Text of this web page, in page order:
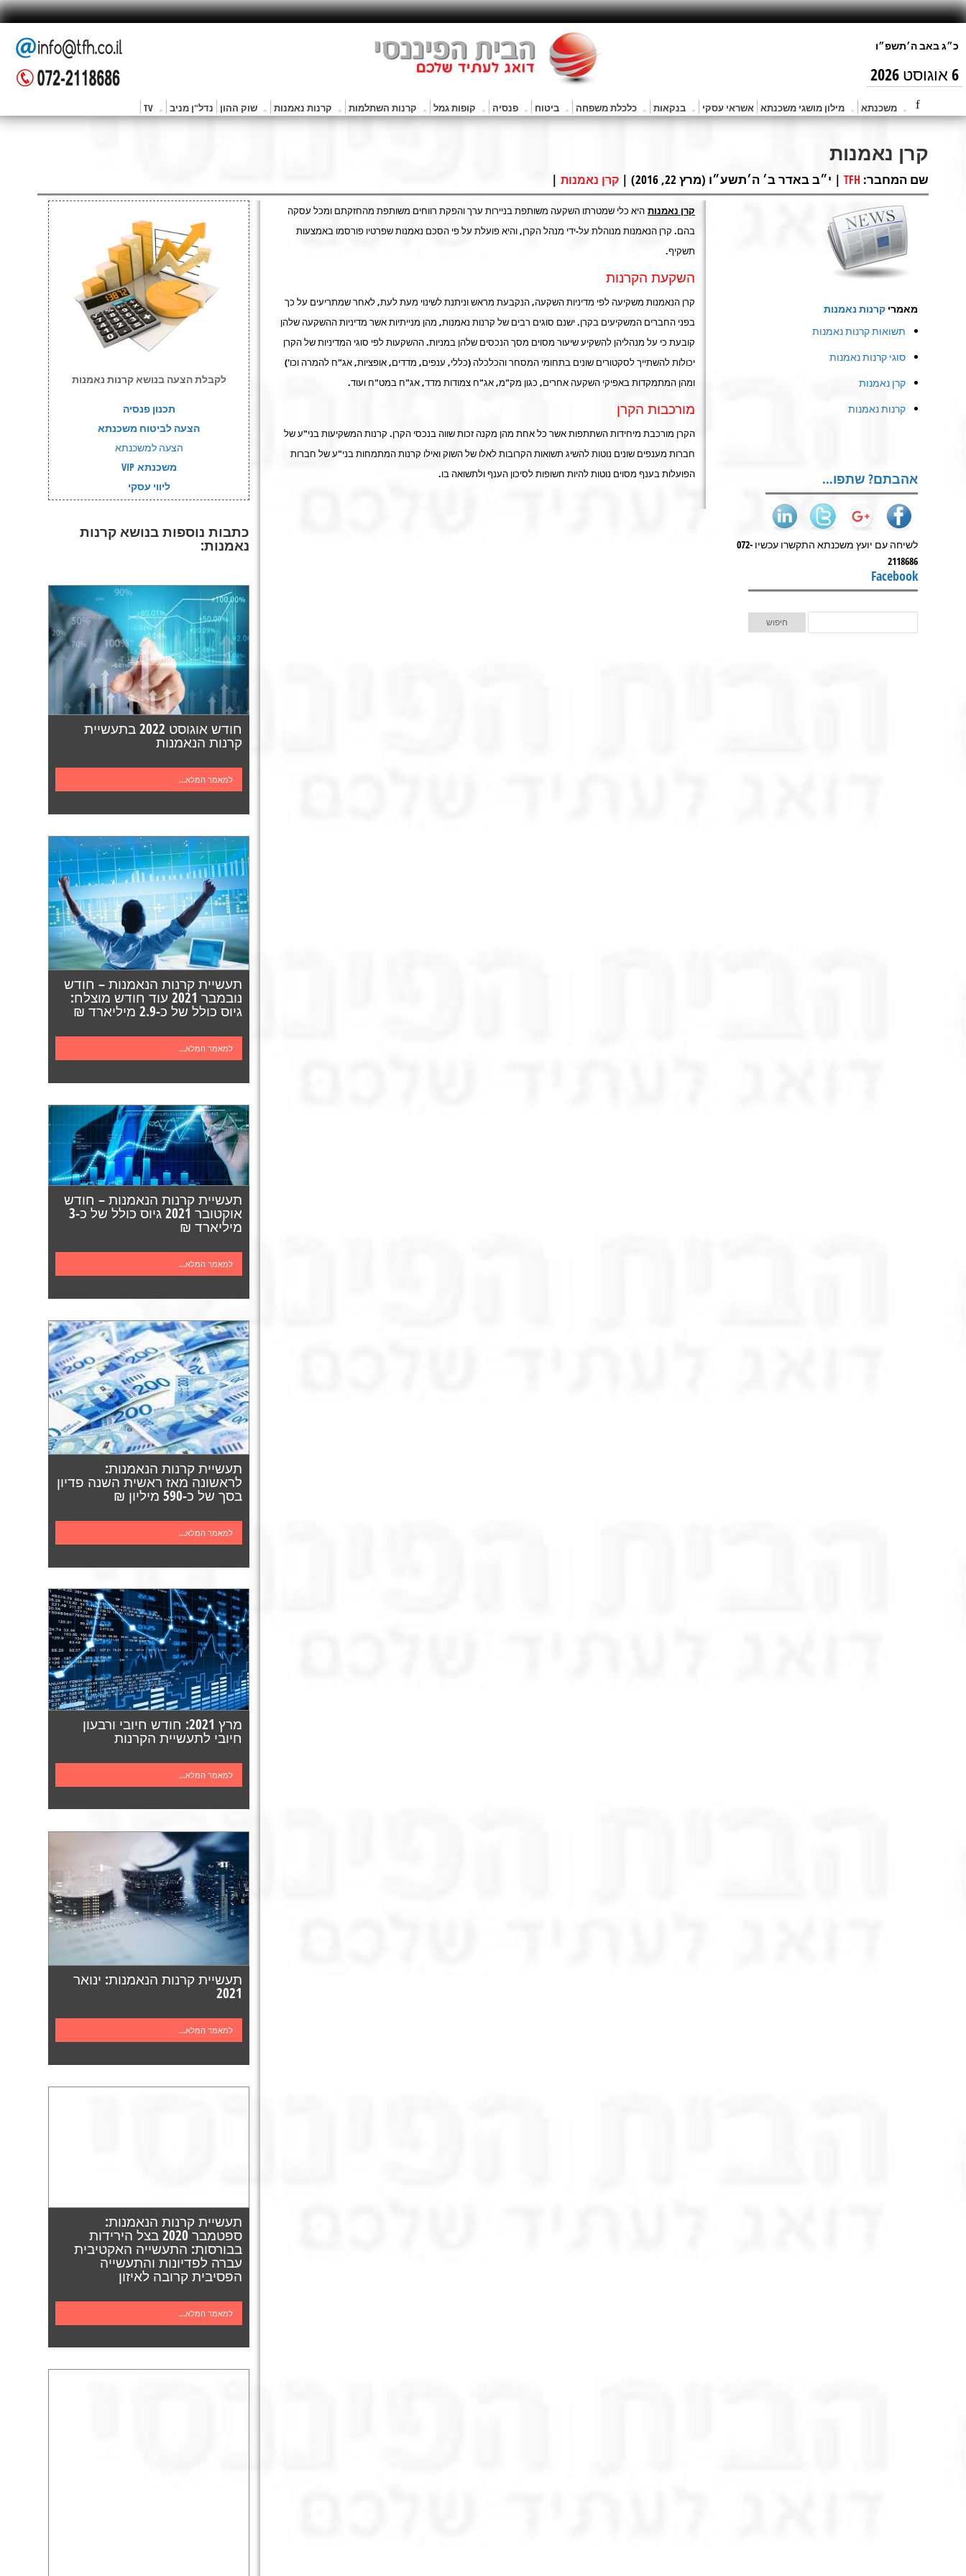
6 אוגוסט 2026
משכנתא מילון מושגי משכנתא אשראי עסקי בנקאות כלכלת משפחה ביטוח פנסיה קופות גמל קרנות השתלמות קרנות נאמנות שוק ההון נדל"ן מניב TV
קרן נאמנות
שם המחבר: TFH | י״ב באדר ב׳ ה׳תשע״ו (מרץ 22, 2016) | קרן נאמנות |
לקבלת הצעה בנושא קרנות נאמנות
תכנון פנסיה
הצעה לביטוח משכנתא
הצעה למשכנתא
משכנתא VIP
ליווי עסקי
כתבות נוספות בנושא קרנות
נאמנות:
חודש אוגוסט 2022 בתעשיית
קרנות הנאמנות
למאמר המלא...
תעשיית קרנות הנאמנות – חודש
נובמבר 2021 עוד חודש מוצלח:
גיוס כולל של כ-2.9 מיליארד ₪
למאמר המלא...
תעשיית קרנות הנאמנות – חודש
אוקטובר 2021 גיוס כולל של כ-3
מיליארד ₪
למאמר המלא...
תעשיית קרנות הנאמנות:
לראשונה מאז ראשית השנה פדיון
בסך של כ-590 מיליון ₪
למאמר המלא...
מרץ 2021: חודש חיובי ורבעון
חיובי לתעשיית הקרנות
למאמר המלא...
תעשיית קרנות הנאמנות: ינואר
2021
למאמר המלא...
תעשיית קרנות הנאמנות:
ספטמבר 2020 בצל הירידות
בבורסות: התעשייה האקטיבית
עברה לפדיונות והתעשייה
הפסיבית קרובה לאיזון
למאמר המלא...
קרן נאמנות היא כלי שמטרתו השקעה משותפת בניירות ערך והפקת רווחים משותפת מהחזקתם ומכל עסקה
בהם. קרן הנאמנות מנוהלת על-ידי מנהל הקרן, והיא פועלת על פי הסכם נאמנות שפרטיו פורסמו באמצעות
תשקיף.
השקעת הקרנות
קרן הנאמנות משקיעה לפי מדיניות השקעה, הנקבעת מראש וניתנת לשינוי מעת לעת, לאחר שמתריעים על כך
בפני החברים המשקיעים בקרן. ישנם סוגים רבים של קרנות נאמנות, מהן מנייתיות אשר מדיניות ההשקעה שלהן
קובעת כי על מנהליהן להשקיע שיעור מסוים מסך הנכסים שלהן במניות. ההשקעות לפי סוגי המדיניות של הקרן
יכולות להשתייך לסקטורים שונים בתחומי המסחר והכלכלה (כללי, ענפים, מדדים, אופציות, אג"ח להמרה וכו')
ומהן המתמקדות באפיקי השקעה אחרים, כגון מק"מ, אג"ח צמודות מדד, אג"ח במט"ח ועוד.
מורכבות הקרן
הקרן מורכבת מיחידות השתתפות אשר כל אחת מהן מקנה זכות שווה בנכסי הקרן. קרנות המשקיעות בני"ע של
חברות מענפים שונים נוטות להשיג תשואות הקרובות לאלו של השוק ואילו קרנות המתמחות בני"ע של חברות
הפועלות בענף מסוים נוטות להיות חשופות לסיכון הענף ולתשואה בו.
מאמרי קרנות נאמנות
תשואות קרנות נאמנות
סוגי קרנות נאמנות
קרן נאמנות
קרנות נאמנות
אהבתם? שתפו…
לשיחה עם יועץ משכנתא התקשרו עכשיו 072-
2118686
Facebook